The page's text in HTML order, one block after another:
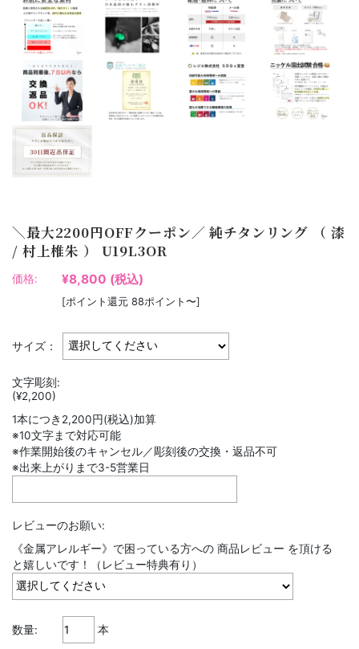
＼最大2200円OFFクーポン／ 純チタンリング （ 漆
/ 村上椎朱 ） U19L3OR
価格: ¥8,800 (税込)
[ポイント還元 88ポイント〜]
サイズ：
文字彫刻:
(¥2,200)
1本につき2,200円(税込)加算
※10文字まで対応可能
※作業開始後のキャンセル／彫刻後の交換・返品不可
※出来上がりまで3-5営業日
レビューのお願い:
《金属アレルギー》で困っている方への 商品レビュー を頂ける
と嬉しいです！（レビュー特典有り）
数量: 本